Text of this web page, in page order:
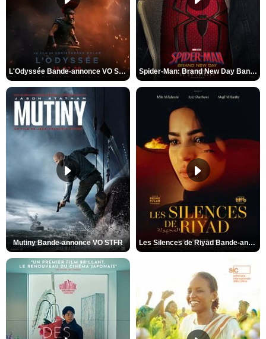
L'Odyssée Bande-annonce VO STFR Spider-Man: Brand New Day Bande-annonce VO STFR
Mutiny Bande-annonce VO STFR Les Silences de Riyad Bande-annonce VO STFR